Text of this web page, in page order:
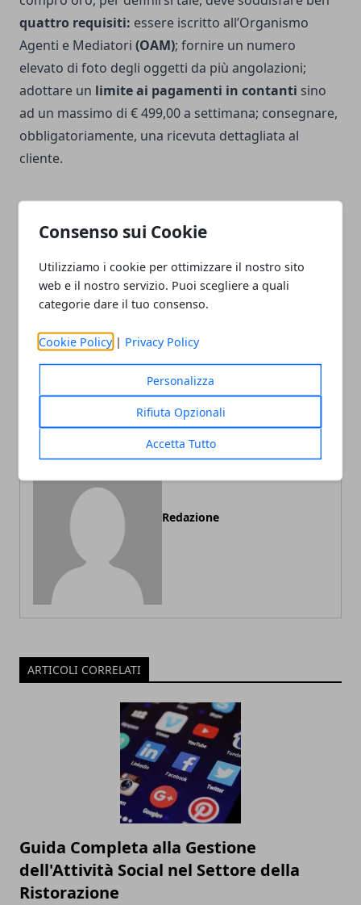
Consenso sui Cookie
Utilizziamo i cookie per ottimizzare il nostro sito
web e il nostro servizio. Puoi scegliere a quali
categorie dare il tuo consenso.
Cookie Policy | Privacy Policy
Personalizza
Rifiuta Opzionali
Accetta Tutto
quattro requisiti: essere iscritto all’Organismo
Agenti e Mediatori (OAM); fornire un numero
elevato di foto degli oggetti da più angolazioni;
adottare un limite ai pagamenti in contanti sino
ad un massimo di € 499,00 a settimana; consegnare,
obbligatoriamente, una ricevuta dettagliata al
cliente.
FacebookTwitterWhatsapp
Articolo Precedente
Redazione
ARTICOLI CORRELATI
Guida Completa alla Gestione
dell'Attività Social nel Settore della
Ristorazione